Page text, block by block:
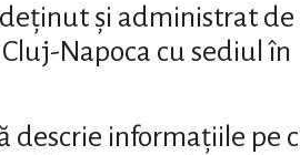
deținut și administrat
Napoca cu sediul în
descrie informațiile pe